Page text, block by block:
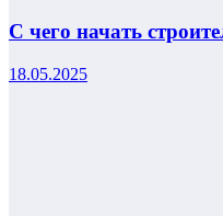
С чего начать
18.05.2025